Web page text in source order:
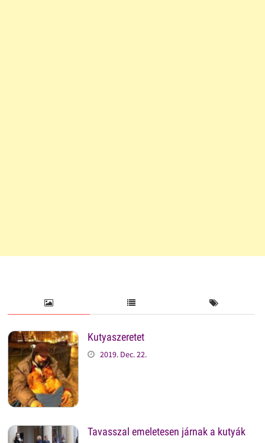
Kutyaszeretet
2019. Dec. 22.
Tavasszal emeletesen járnak a kutyák